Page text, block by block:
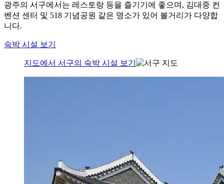
광주의 서구에서는 레스토랑 등을 즐기기에 좋으며, 김대중 컨
벤션 센터 및 518 기념공원 같은 명소가 있어 볼거리가 다양합
니다.
숙박 시설 보기
지도에서 서구의 숙박 시설 보기